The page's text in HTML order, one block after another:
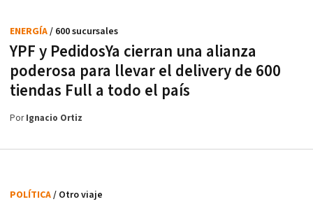
YPF y PedidosYa cierran una alianza
poderosa para llevar el delivery de 600
tiendas Full a todo el país
ENERGÍA/ 600 sucursales
PorIgnacio Ortiz
POLÍTICA/ Otro viaje